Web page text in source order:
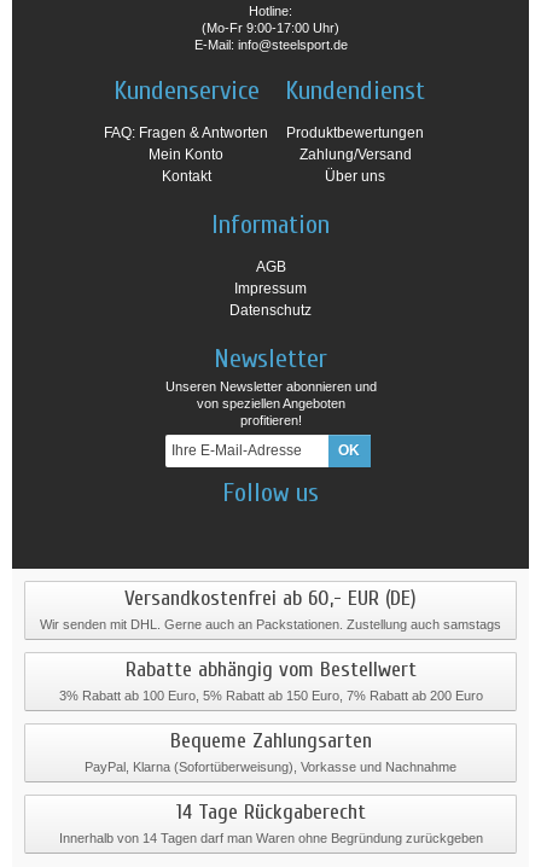
Hotline:
(Mo-Fr 9:00-17:00 Uhr)
E-Mail: info@steelsport.de
Kundenservice
FAQ: Fragen & Antworten
Mein Konto
Kontakt
Kundendienst
Produktbewertungen
Zahlung/Versand
Über uns
Information
AGB
Impressum
Datenschutz
Newsletter
Unseren Newsletter abonnieren und
von speziellen Angeboten
profitieren!
Follow us
Versandkostenfrei ab 60,- EUR (DE)
Wir senden mit DHL. Gerne auch an Packstationen. Zustellung auch samstags
Rabatte abhängig vom Bestellwert
3% Rabatt ab 100 Euro, 5% Rabatt ab 150 Euro, 7% Rabatt ab 200 Euro
Bequeme Zahlungsarten
PayPal, Klarna (Sofortüberweisung), Vorkasse und Nachnahme
14 Tage Rückgaberecht
Innerhalb von 14 Tagen darf man Waren ohne Begründung zurückgeben